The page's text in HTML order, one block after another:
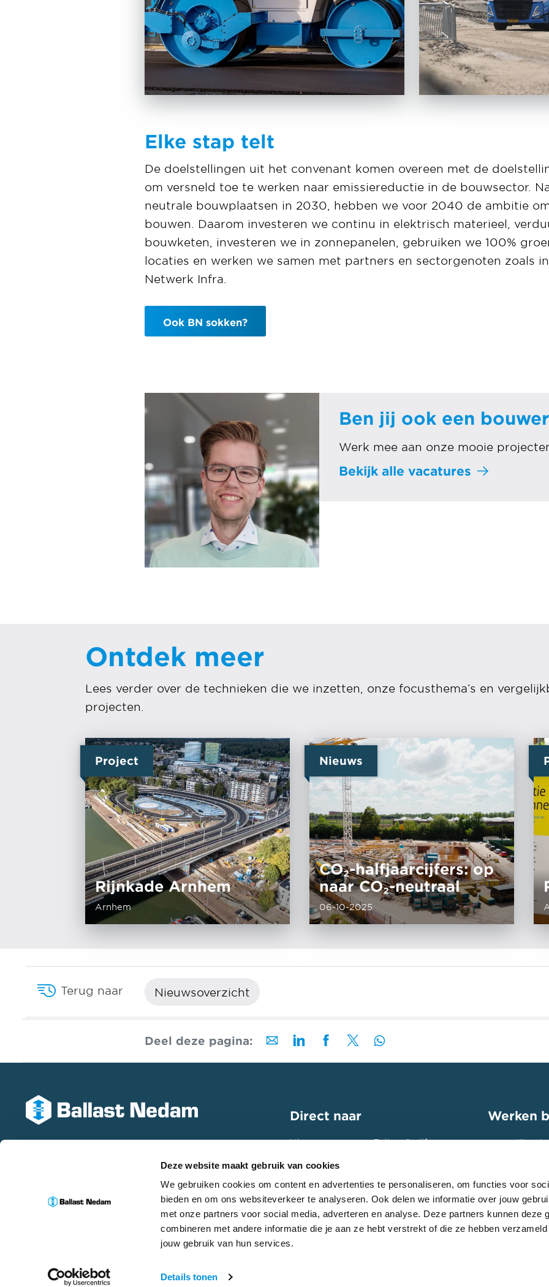
Deze website maakt gebruik van cookies
We gebruiken cookies om content en advertenties te personaliseren, om functies voor
bieden en om ons websiteverkeer te analyseren. Ook delen we informatie over jouw
met onze partners voor social media, adverteren en analyse. Deze partners kunnen deze
combineren met andere informatie die je aan ze hebt verstrekt of die ze hebben
jouw gebruik van hun services.
Details tonen
Elke stap telt
De doelstellingen uit het convenant komen overeen met de
om versneld toe te werken naar emissiereductie in de bouwsector.
neutrale bouwplaatsen in 2030, hebben we voor 2040 de ambitie
bouwen. Daarom investeren we continu in elektrisch materieel,
bouwketen, investeren we in zonnepanelen, gebruiken we 100%
locaties en werken we samen met partners en sectorgenoten zoals
Netwerk Infra.
Ook BN sokken?
Ben jij ook een
Werk mee aan onze mooie
Bekijk alle vacatures
Ontdek meer
Lees verder over de technieken die we inzetten, onze focusthema’s en
projecten.
Project
Rijnkade Arnhem
Arnhem
Nieuws
CO₂-halfjaarcijfers: op
naar CO₂-neutraal
06-10-2025
Terug naar Nieuwsoverzicht
Deel deze pagina:
Direct naar
Nieuws
Feiten & cijfers
Werken
Bouw jij ook
Bekijk onze
© Ballast Nedam 2026